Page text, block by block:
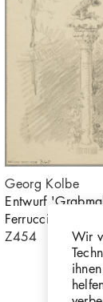
Georg Kolbe
Entwurf
Ferruccio Busoni'
Z454
Wir